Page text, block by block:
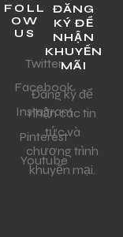
FOLL
OW
US
Twitter
Facebook
Instagram
Pinterest
Youtube
ĐĂNG
KÝ ĐỂ
NHẬN
KHUYẾN
MÃI
Đăng ký để
nhận các tin
tức và
chương trình
khuyến mại.